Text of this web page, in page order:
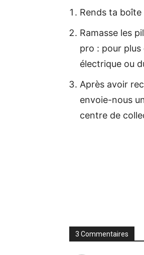
Rends ta
Ramasse les
pro : pour
électrique ou
Après avoir
envoie-nous
centre de
3 Commentaires